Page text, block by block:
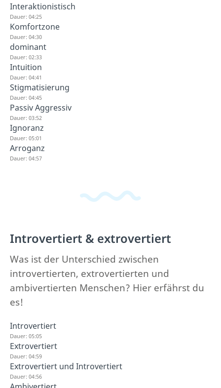
Interaktionistisch
Dauer: 04:25
Komfortzone
Dauer: 04:30
dominant
Dauer: 02:33
Intuition
Dauer: 04:41
Stigmatisierung
Dauer: 04:45
Passiv Aggressiv
Dauer: 03:52
Ignoranz
Dauer: 05:01
Arroganz
Dauer: 04:57
Introvertiert & extrovertiert
Was ist der Unterschied zwischen
introvertierten, extrovertierten und
ambivertierten Menschen? Hier erfährst du
es!
Introvertiert
Dauer: 05:05
Extrovertiert
Dauer: 04:59
Extrovertiert und Introvertiert
Dauer: 04:56